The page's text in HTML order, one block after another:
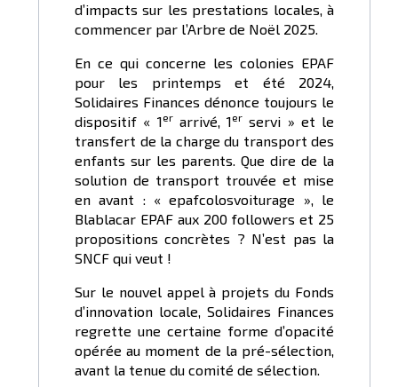
d’impacts sur les prestations locales, à
commencer par l’Arbre de Noël 2025.
En ce qui concerne les colonies EPAF
pour les printemps et été 2024,
Solidaires Finances dénonce toujours le
dispositif « 1erarrivé, 1er servi » et le
transfert de la charge du transport des
enfants sur les parents. Que dire de la
solution de transport trouvée et mise
en avant : « epafcolosvoiturage », le
Blablacar EPAF aux 200 followers et 25
propositions concrètes ? N’est pas la
SNCF qui veut !
Sur le nouvel appel à projets du Fonds
d’innovation locale, Solidaires Finances
regrette une certaine forme d’opacité
opérée au moment de la pré-sélection,
avant la tenue du comité de sélection.